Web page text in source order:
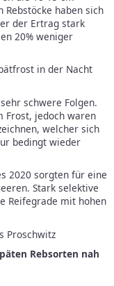
haben sich
der Ertrag stark
20% weniger
in der Nacht
schwere Folgen.
Frost, jedoch waren
welcher sich
bedingt wieder
2020 sorgten für eine
Stark selektive
Reifegrade mit hohen
Proschwitz
Rebsorten nah